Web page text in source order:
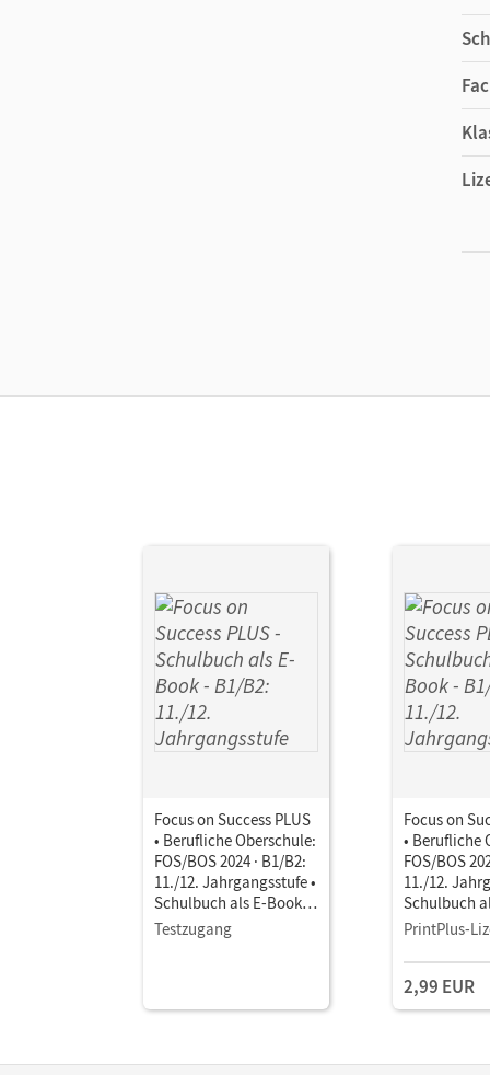
Focus on Success PLUS
• Berufliche Oberschule:
FOS/BOS 2024 · B1/B2:
11./12. Jahrgangsstufe •
Schulbuch als E-Book
Mit Medien
Testzugang
Focus on
• Berufliche
FOS/BOS
11./12.
Schulbuch
Mit Medien
PrintPlus-
2,99 EUR